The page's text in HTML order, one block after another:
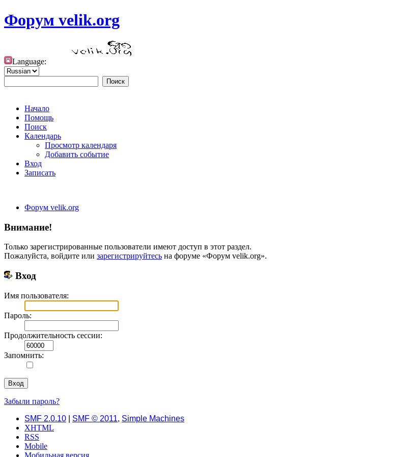
Форум velik.org
Language:
Начало
Помощь
Поиск
Календарь
Просмотр календаря
Добавить событие
Вход
Записать
Форум velik.org
Внимание!
Только зарегистрированные пользователи имеют доступ в этот раздел.
Пожалуйста, войдите или зарегистрируйтесь на форуме «Форум velik.org».
Вход
Имя пользователя:
Пароль:
Продолжительность сессии:
Запомнить:
Забыли пароль?
SMF 2.0.10
SMF © 2011, Simple Machines
XHTML
RSS
Mobile
Мобильная версия